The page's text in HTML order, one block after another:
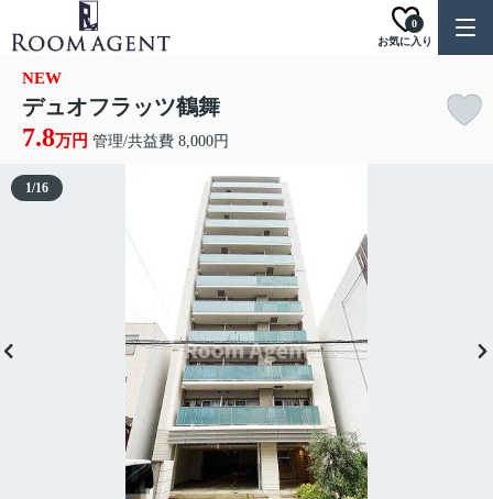
お気に入り
0
NEW
デュオフラッツ鶴舞
7.8万円 管理/共益費 8,000円
1/16